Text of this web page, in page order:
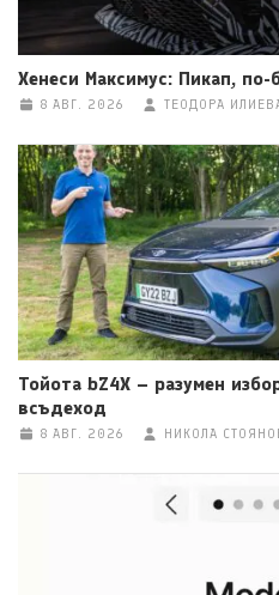
Хенеси Максимус: Пикап,
8 АВГ. 2026 ТЕОДОРА
Тойота bZ4X – разумен
всъдеход
8 АВГ. 2026 НИКОЛА